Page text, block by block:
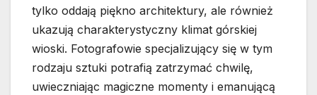
tylko oddają piękno architektury, ale również
ukazują charakterystyczny klimat górskiej
wioski. Fotografowie specjalizujący się w tym
rodzaju sztuki potrafią zatrzymać chwilę,
uwieczniając magiczne momenty i emanującą